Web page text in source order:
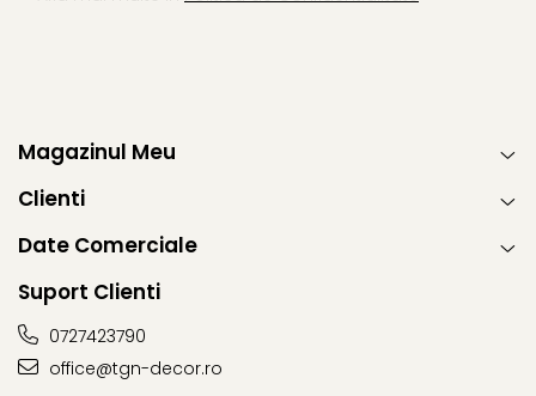
Magazinul Meu
Clienti
Date Comerciale
Suport Clienti
0727423790
office@tgn-decor.ro